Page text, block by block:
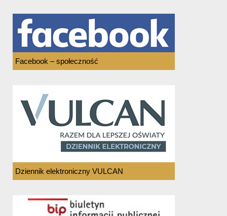
Facebook – społeczność
Dziennik elektroniczny VULCAN